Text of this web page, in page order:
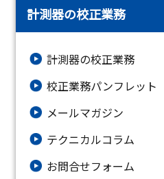
計測器の校正業務
計測器の校正業務
校正業務パンフレット
メールマガジン
テクニカルコラム
お問合せフォーム